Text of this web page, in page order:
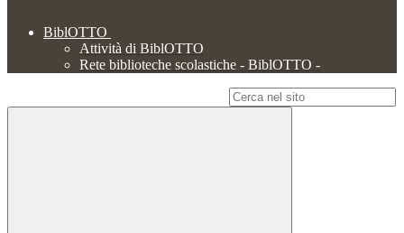
BiblOTTO
Attività di BiblOTTO
Rete biblioteche scolastiche - BiblOTTO -